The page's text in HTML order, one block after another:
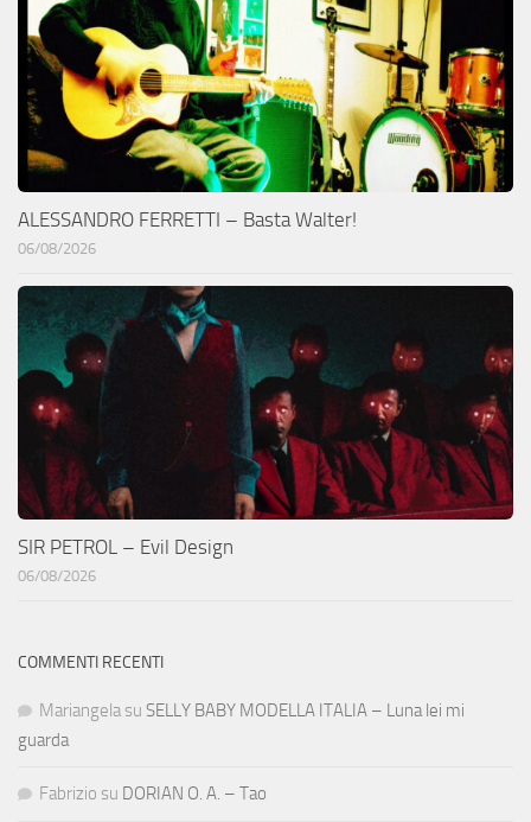
ALESSANDRO FERRETTI – Basta Walter!
06/08/2026
SIR PETROL – Evil Design
06/08/2026
COMMENTI RECENTI
Mariangela su SELLY BABY MODELLA ITALIA – Luna lei mi
guarda
Fabrizio su DORIAN O. A. – Tao